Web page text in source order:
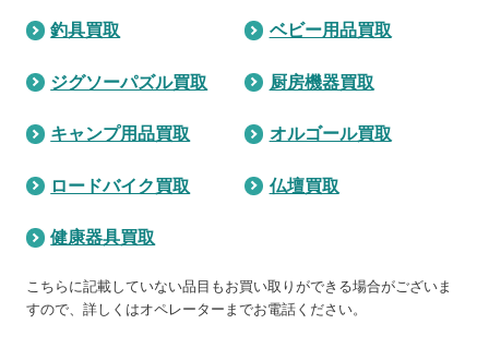
釣具買取 ベビー用品買取
ジグソーパズル買取 厨房機器買取
キャンプ用品買取 オルゴール買取
ロードバイク買取 仏壇買取
健康器具買取
こちらに記載していない品目もお買い取りができる場合がございま
すので、詳しくはオペレーターまでお電話ください。